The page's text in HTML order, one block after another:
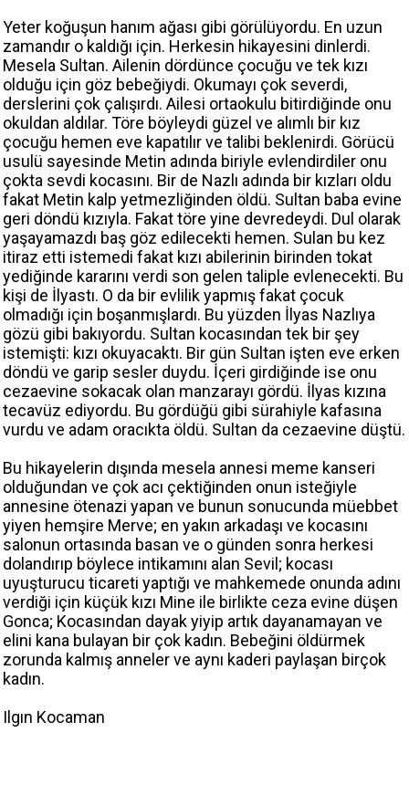
Yeter koğuşun hanım ağası gibi görülüyordu. En uzun
zamandır o kaldığı için. Herkesin hikayesini dinlerdi.
Mesela Sultan. Ailenin dördünce çocuğu ve tek kızı
olduğu için göz bebeğiydi. Okumayı çok severdi,
derslerini çok çalışırdı. Ailesi ortaokulu bitirdiğinde onu
okuldan aldılar. Töre böyleydi güzel ve alımlı bir kız
çocuğu hemen eve kapatılır ve talibi beklenirdi. Görücü
usulü sayesinde Metin adında biriyle evlendirdiler onu
çokta sevdi kocasını. Bir de Nazlı adında bir kızları oldu
fakat Metin kalp yetmezliğinden öldü. Sultan baba evine
geri döndü kızıyla. Fakat töre yine devredeydi. Dul olarak
yaşayamazdı baş göz edilecekti hemen. Sulan bu kez
itiraz etti istemedi fakat kızı abilerinin birinden tokat
yediğinde kararını verdi son gelen taliple evlenecekti. Bu
kişi de İlyastı. O da bir evlilik yapmış fakat çocuk
olmadığı için boşanmışlardı. Bu yüzden İlyas Nazlıya
gözü gibi bakıyordu. Sultan kocasından tek bir şey
istemişti: kızı okuyacaktı. Bir gün Sultan işten eve erken
döndü ve garip sesler duydu. İçeri girdiğinde ise onu
cezaevine sokacak olan manzarayı gördü. İlyas kızına
tecavüz ediyordu. Bu gördüğü gibi sürahiyle kafasına
vurdu ve adam oracıkta öldü. Sultan da cezaevine düştü.
Bu hikayelerin dışında mesela annesi meme kanseri
olduğundan ve çok acı çektiğinden onun isteğiyle
annesine ötenazi yapan ve bunun sonucunda müebbet
yiyen hemşire Merve; en yakın arkadaşı ve kocasını
salonun ortasında basan ve o günden sonra herkesi
dolandırıp böylece intikamını alan Sevil; kocası
uyuşturucu ticareti yaptığı ve mahkemede onunda adını
verdiği için küçük kızı Mine ile birlikte ceza evine düşen
Gonca; Kocasından dayak yiyip artık dayanamayan ve
elini kana bulayan bir çok kadın. Bebeğini öldürmek
zorunda kalmış anneler ve aynı kaderi paylaşan birçok
kadın.
Ilgın Kocaman